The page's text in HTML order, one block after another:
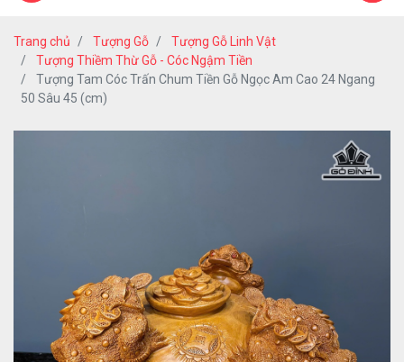
Trang chủ Tượng Gỗ
Tượng Gỗ Linh Vật
Tượng Thiềm Thừ Gỗ - Cóc Ngậm Tiền
Tượng Tam Cóc Trấn Chum Tiền Gỗ Ngọc Am Cao 24 Ngang
50 Sâu 45 (cm)